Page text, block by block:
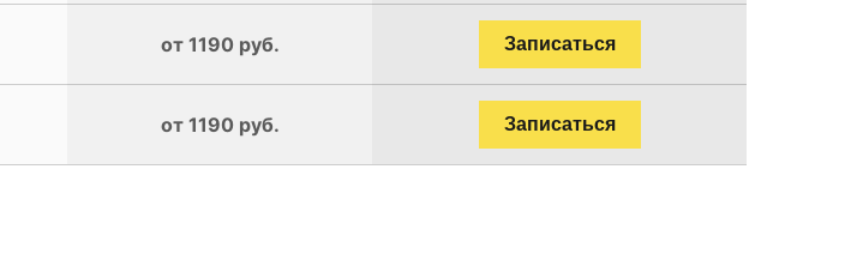
от 1190 руб. Записаться
от 1190 руб. Записаться